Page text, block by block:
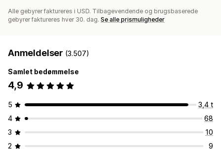
Alle gebyrer faktureres i USD. Tilbagevendende og brugsbaserede
gebyrer faktureres hver 30. dag. Se alle prismuligheder
Anmeldelser (3.507)
Samlet bedømmelse
4,9
5
3,4 t
4
68
3
10
2
9